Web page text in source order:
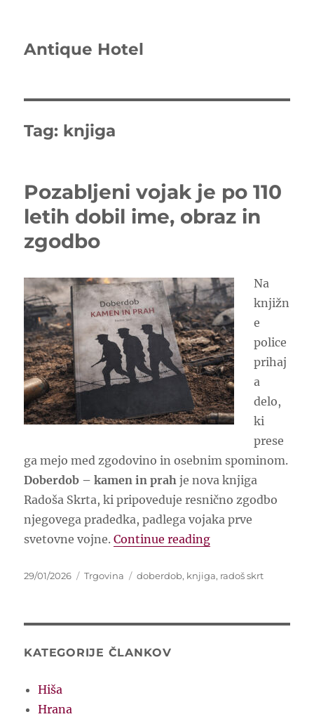
Antique Hotel
Tag: knjiga
Pozabljeni vojak je po 110
letih dobil ime, obraz in
zgodbo
Na
knjižn
e
police
prihaj
a
delo,
ki
prese
ga mejo med zgodovino in osebnim spominom.
Doberdob – kamen in prah je nova knjiga
Radoša Skrta, ki pripoveduje resnično zgodbo
njegovega pradedka, padlega vojaka prve
svetovne vojne.Continue reading“Pozabljeni vojak
Posted
29/01/2026 Categories
Trgovina Tags
doberdob, knjiga, radoš skrt
KATEGORIJE ČLANKOV
Hiša
Hrana